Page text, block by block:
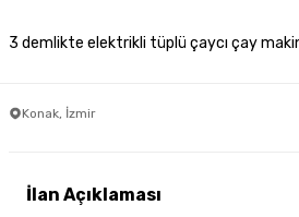
3 demlikte elektrikli tüplü çaycı çay
Konak, İzmir
İlan Açıklaması